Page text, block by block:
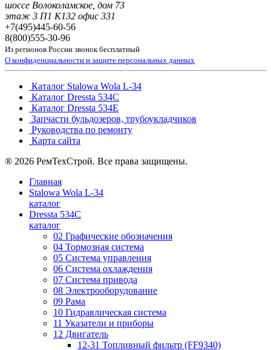
шоссе Волоколамское, дом 73
этаж 3 П1 К132 офис 331
+7(495)445-60-56
8(800)555-30-96
Из регионов России звонок бесплатный
О конфиденциальности и защите персональных данных
Каталог Stalowa Wola L-34
Каталог Dressta 534C
Каталог Dressta 534E
Запчасти бульдозеров, трубоукладчиков
Руководства по ремонту
Карта сайта
® 2026 РемТехСтрой. Все права защищены.
Главная
Stalowa Wola L-34
каталог
Dressta 534C
каталог
02 Графические обозначения
04 Тормозная система
05 Система управления
06 Система охлаждения
07 Система привода
08 Электрооборудование
09 Рама
10 Гидравлическая система
11 Указатели и приборы
12 Двигатель
12-31 Топливный фильтр (FF9340)